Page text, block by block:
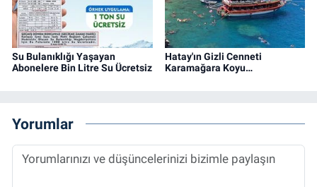
Su Bulanıklığı Yaşayan
Abonelere Bin Litre Su Ücretsiz
Hatay'ın Gizli Cenneti
Karamağara Koyu…
Yorumlar